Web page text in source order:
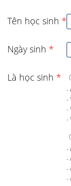
Tên học sinh *
Ngày sinh *
Là học sinh *
-
-
-
-
-
-
-
-